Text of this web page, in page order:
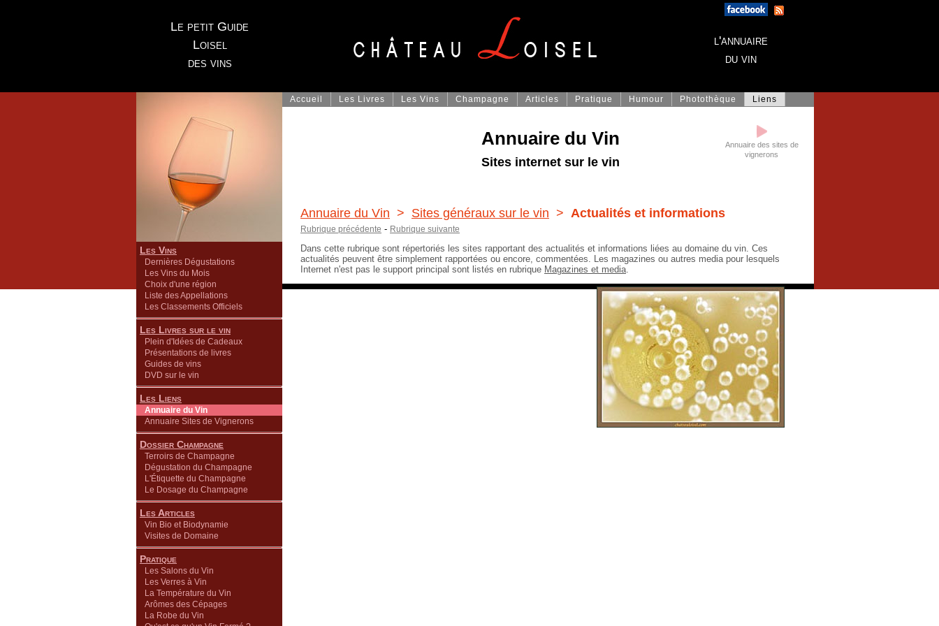
Le petit Guide
Loisel
des vins
l'annuaire
du vin
Les Vins
Dernières Dégustations
Les Vins du Mois
Choix d'une région
Liste des Appellations
Les Classements Officiels
Les Livres sur le vin
Plein d'Idées de Cadeaux
Présentations de livres
Guides de vins
DVD sur le vin
Les Liens
Annuaire du Vin
Annuaire Sites de Vignerons
Dossier Champagne
Terroirs de Champagne
Dégustation du Champagne
L'Étiquette du Champagne
Le Dosage du Champagne
Les Articles
Vin Bio et Biodynamie
Visites de Domaine
Pratique
Les Salons du Vin
Les Verres à Vin
La Température du Vin
Arômes des Cépages
La Robe du Vin
Accueil Les Livres Les Vins Champagne Articles Pratique Humour Photothèque Liens
Annuaire des sites de
vignerons
Annuaire du Vin
Sites internet sur le vin
Annuaire du Vin > Sites généraux sur le vin > Actualités et informations
Rubrique précédente - Rubrique suivante
Dans cette rubrique sont répertoriés les sites rapportant des actualités et informations liées au domaine du vin. Ces
actualités peuvent être simplement rapportées ou encore, commentées. Les magazines ou autres media pour lesquels
Internet n'est pas le support principal sont listés en rubrique Magazines et media.